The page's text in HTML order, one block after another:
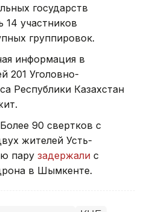
государств
14 участников
группировок.
информация в
201 Уголовно-
Республики Казахстан
90 свертков с
жителей Усть-
пару задержали с
в Шымкенте.